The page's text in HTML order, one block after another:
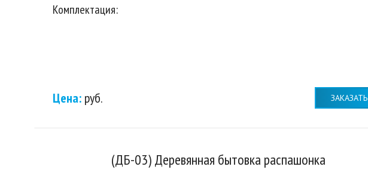
Комплектация:
Цена: руб. ЗАКАЗАТЬ
(ДБ-03) Деревянная бытовка распашонка